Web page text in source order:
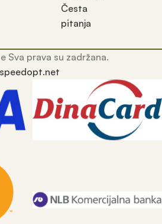
Česta
pitanja
Sva prava su zadržana.